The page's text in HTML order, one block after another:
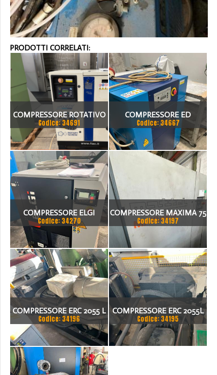
PRODOTTI CORRELATI:
COMPRESSORE ROTATIVO
SILENZIATO FIAC AIRBLOK
152BD
Codice: 34691
COMPRESSORE ED
ESSICATORE
Codice: 34667
COMPRESSORE ELGI
Codice: 34270
COMPRESSORE MAXIMA 75
Codice: 34197
COMPRESSORE ERC 2055 L
Codice: 34196
COMPRESSORE ERC 2055L
Codice: 34195